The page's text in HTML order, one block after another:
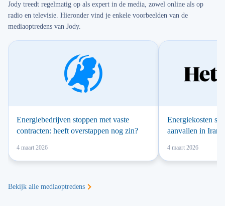
Jody treedt regelmatig op als expert in de media, zowel online als op
radio en televisie. Hieronder vind je enkele voorbeelden van de
mediaoptredens van Jody.
Energiebedrijven stoppen met vaste
contracten: heeft overstappen nog zin?
4 maart 2026
Energiekosten
aanvallen in Iran,
4 maart 2026
Bekijk alle mediaoptredens